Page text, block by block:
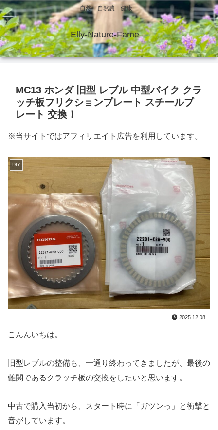
自然 自然農 健康
Elly-Nature-Fame
MC13 ホンダ 旧型 レブル 中型バイク クラ
ッチ板フリクションプレート スチールプ
レート 交換！
※当サイトではアフィリエイト広告を利用しています。
DIY
2025.12.08
こんんいちは。
旧型レブルの整備も、一通り終わってきましたが、最後の
難関であるクラッチ板の交換をしたいと思います。
中古で購入当初から、スタート時に「ガツンっ」と衝撃と
音がしています。